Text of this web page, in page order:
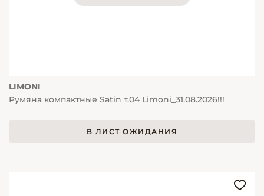
LIMONI
Румяна компактные Satin т.04 Limoni_31.08.2026!!!
В ЛИСТ ОЖИДАНИЯ